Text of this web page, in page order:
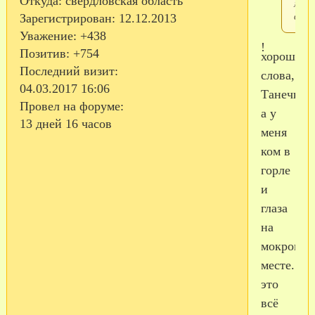
Зарегистрирован: 12.12.2013
Уважение: +438
Позитив: +754
Последний визит:
04.03.2017 16:06
Провел на форуме:
13 дней 16 часов
мой
сын
!
хорошие
слова,
а у
меня
ком в
горле
и
глаза
на
мокром
месте...
это
всё